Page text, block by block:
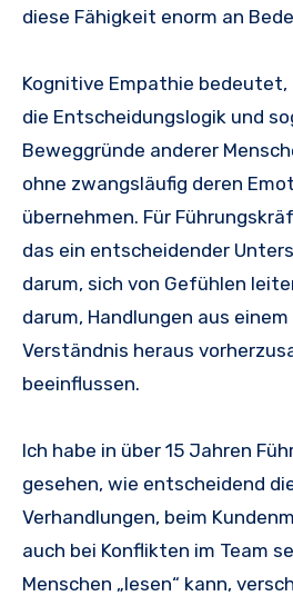
diese Fähigkeit enorm an
Kognitive Empathie bedeutet,
die Entscheidungslogik und
Beweggründe anderer
ohne zwangsläufig deren
übernehmen. Für
das ein entscheidender
darum, sich von Gefühlen
darum, Handlungen aus
Verständnis heraus
beeinflussen.
Ich habe in über 15 Jahren
gesehen, wie entscheidend
Verhandlungen, beim
auch bei Konflikten im Team
Menschen „lesen“ kann,